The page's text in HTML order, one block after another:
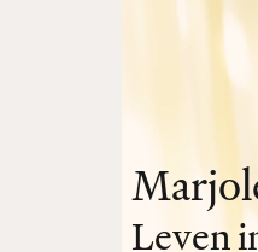
Leven